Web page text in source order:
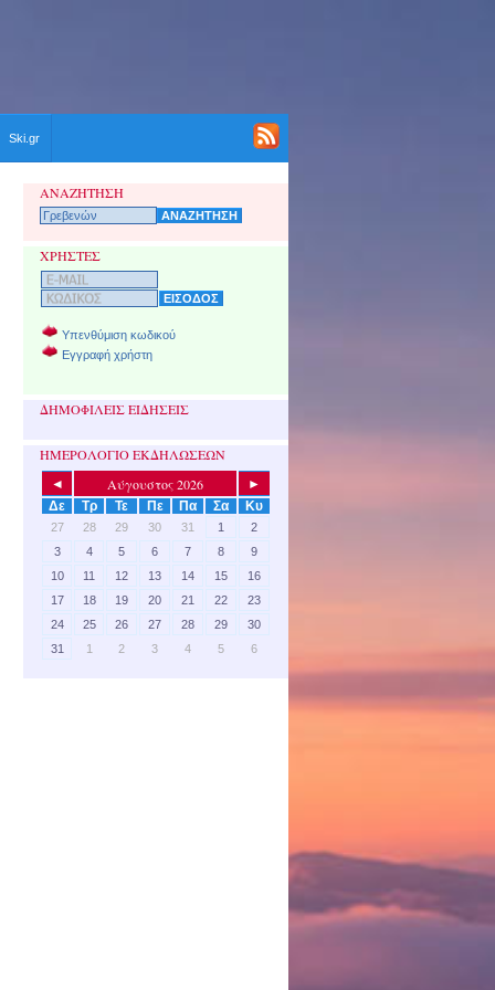
Ski.gr
ΑΝΑΖΗΤΗΣΗ
ΧΡΗΣΤΕΣ
Υπενθύμιση κωδικού
Εγγραφή χρήστη
ΔΗΜΟΦΙΛΕΙΣ ΕΙΔΗΣΕΙΣ
ΗΜΕΡΟΛΟΓΙΟ ΕΚΔΗΛΩΣΕΩΝ
◄ Αύγουστος 2026
►
Δε
Τρ Τε Πε Πα Σα Κυ
27 28 29 30 31 1
2
3
4 5 6 7 8
9
10
11 12 13 14 15
16
17
18 19 20 21 22
23
24
25 26 27 28 29
30
31
1 2 3 4 5 6